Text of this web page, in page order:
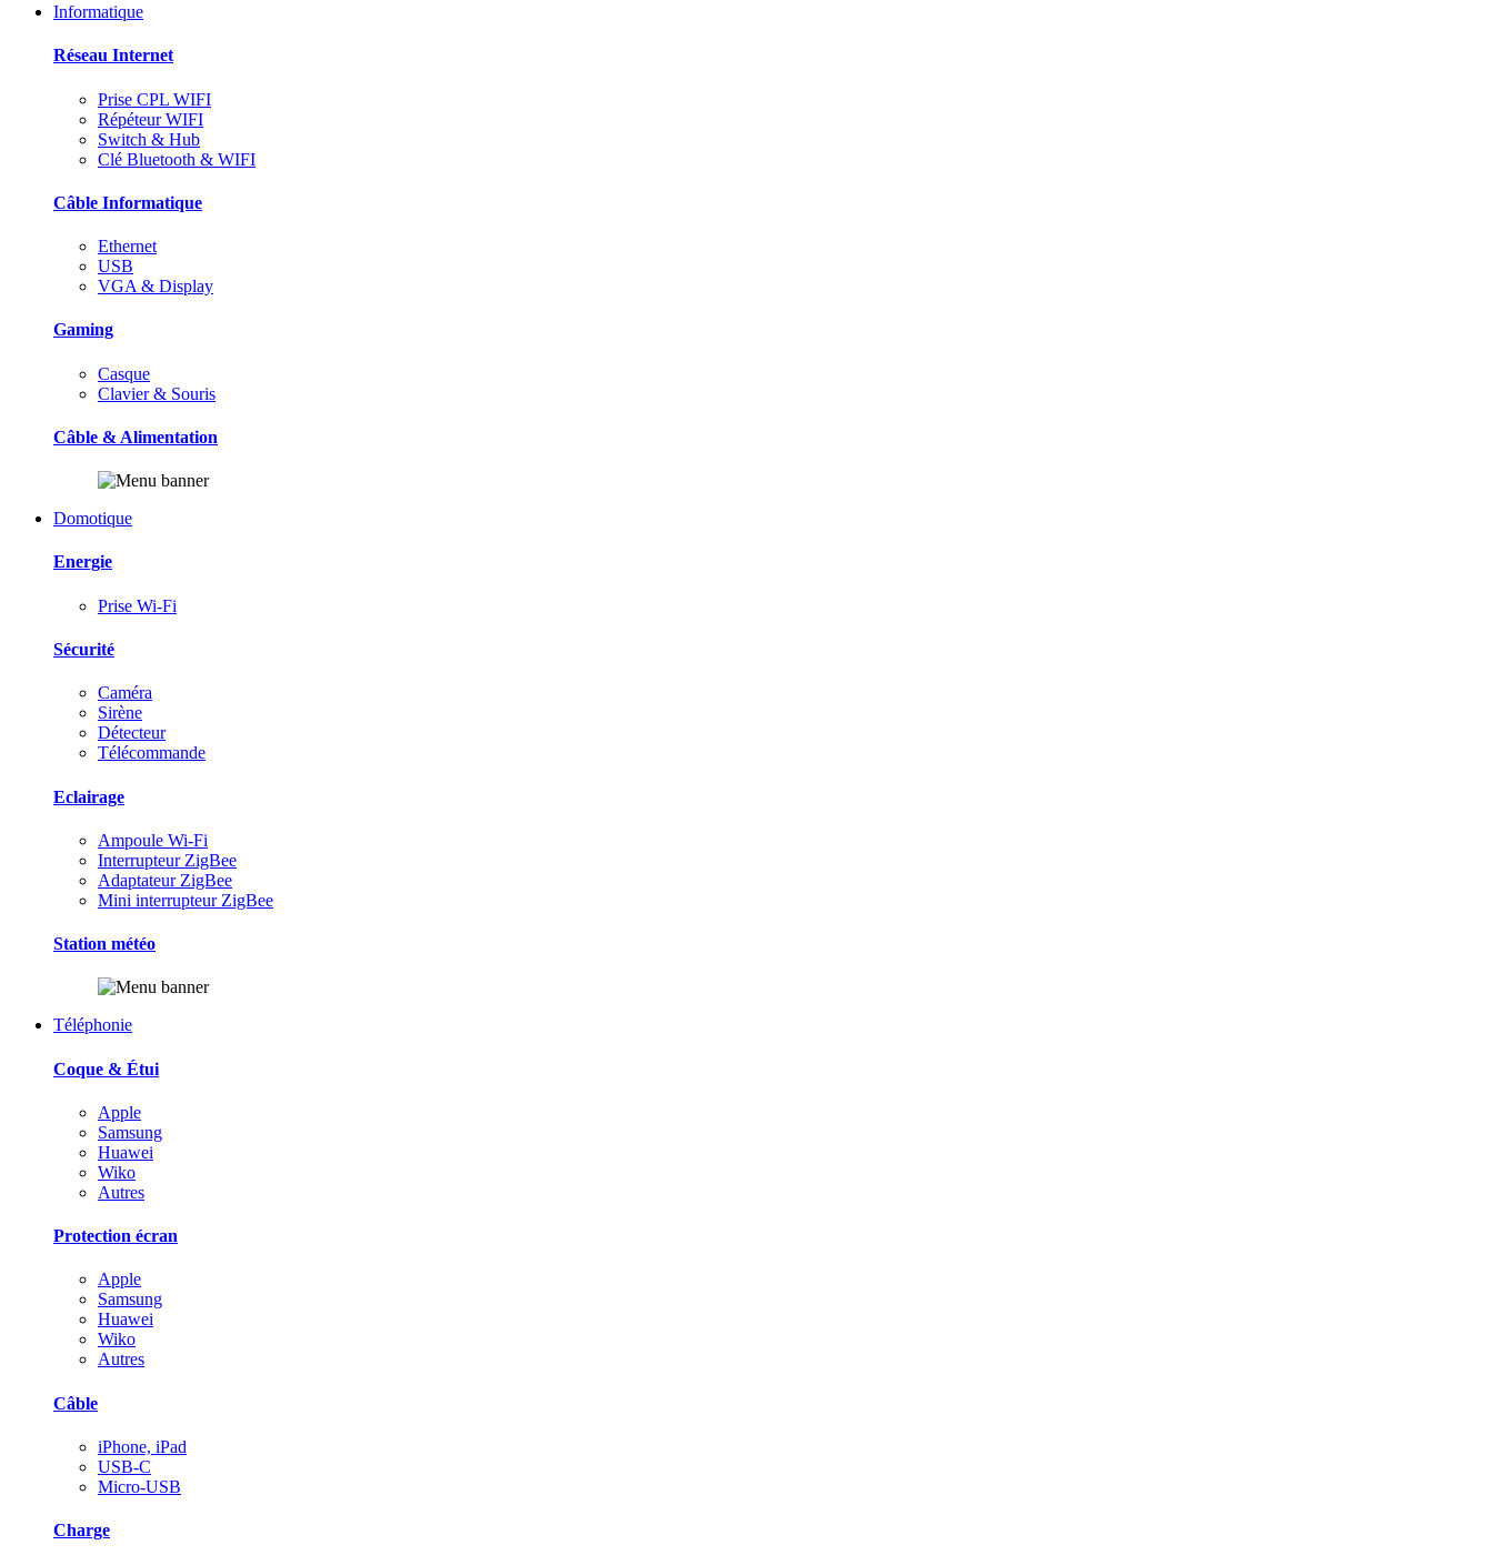
Informatique
Réseau Internet
Prise CPL WIFI
Répéteur WIFI
Switch & Hub
Clé Bluetooth & WIFI
Câble Informatique
Ethernet
USB
VGA & Display
Gaming
Casque
Clavier & Souris
Câble & Alimentation
Domotique
Energie
Prise Wi-Fi
Sécurité
Caméra
Sirène
Détecteur
Télécommande
Eclairage
Ampoule Wi-Fi
Interrupteur ZigBee
Adaptateur ZigBee
Mini interrupteur ZigBee
Station météo
Téléphonie
Coque & Étui
Apple
Samsung
Huawei
Wiko
Autres
Protection écran
Apple
Samsung
Huawei
Wiko
Autres
Câble
iPhone, iPad
USB-C
Micro-USB
Charge